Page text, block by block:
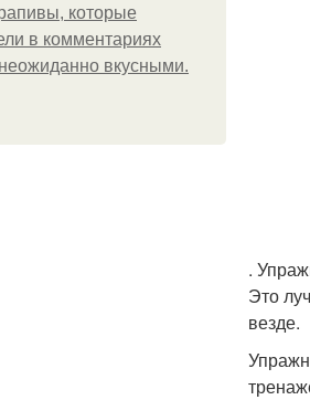
которые
в комментариях
вкусными.
.
Это
везде.